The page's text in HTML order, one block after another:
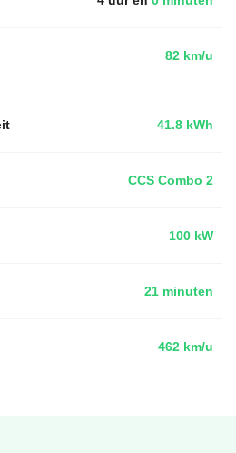
82 km/u
41.8 kWh
CCS Combo 2
100 kW
21 minuten
462 km/u